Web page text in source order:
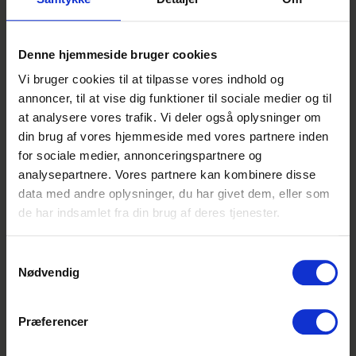
Denne hjemmeside bruger cookies
Vi bruger cookies til at tilpasse vores indhold og
annoncer, til at vise dig funktioner til sociale medier og til
at analysere vores trafik. Vi deler også oplysninger om
din brug af vores hjemmeside med vores partnere inden
for sociale medier, annonceringspartnere og
analysepartnere. Vores partnere kan kombinere disse
data med andre oplysninger, du har givet dem, eller som
de har indsamlet fra din brug af deres tjenester.
Nødvendig
Præferencer
Handel.
HHX – med fokus på finansiering,
matematik eller virksomhedsøkonomi.
HTX – med økonomisk eller teknologisk
fokus.
EUD Business – med speciale i
administration eller økonomi.
STX/HF – med relevante fag som
matematik og samfundsøkonomi.
En spændende elevstilling med høj
Praktisk erfaring med økonomi,
Denne
annonce er
udløbet